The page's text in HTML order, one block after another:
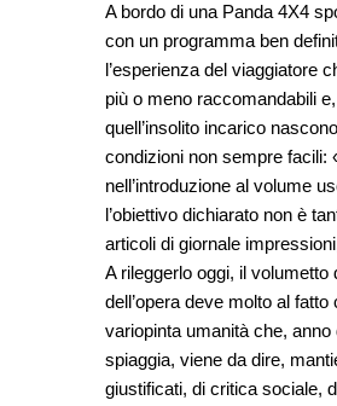
A bordo di una Panda 4X4
con un programma ben
l’esperienza del viaggiatore
più o meno raccomandabili
quell’insolito incarico
condizioni non sempre facili:
nell’introduzione al volume
l’obiettivo dichiarato non è
articoli di giornale
A rileggerlo oggi, il volumetto
dell’opera deve molto al
variopinta umanità che,
spiaggia, viene da dire,
giustificati, di critica sociale,